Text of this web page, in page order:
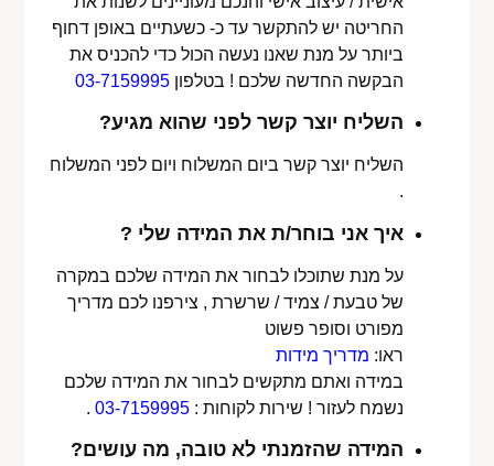
החריטה יש להתקשר עד כ- כשעתיים באופן דחוף
ביותר על מנת שאנו נעשה הכול כדי להכניס את
הבקשה החדשה שלכם ! בטלפון03-7159995
השליח יוצר קשר לפני שהוא מגיע?
השליח יוצר קשר ביום המשלוח ויום לפני המשלוח
.
איך אני בוחר/ת את המידה שלי ?
על מנת שתוכלו לבחור את המידה שלכם במקרה
של טבעת / צמיד / שרשרת , צירפנו לכם מדריך
מפורט וסופר פשוט
ראו: מדריך מידות
במידה ואתם מתקשים לבחור את המידה שלכם
נשמח לעזור ! שירות לקוחות :03-7159995
.
המידה שהזמנתי לא טובה, מה עושים?